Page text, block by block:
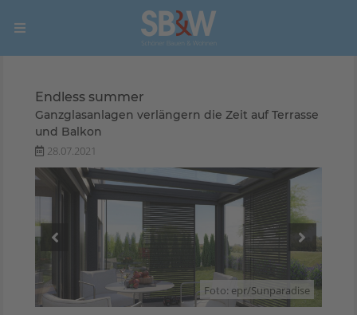
Endless summer
Ganzglasanlagen verlängern die Zeit auf Terrasse
und Balkon
28.07.2021
Foto: epr/Sunparadise